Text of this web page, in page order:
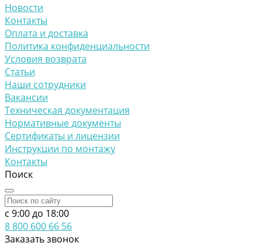
Новости
Контакты
Оплата и доставка
Политика конфиденциальности
Условия возврата
Статьи
Наши сотрудники
Вакансии
Техническая документация
Нормативные документы
Сертификаты и лицензии
Инструкции по монтажу
Контакты
Поиск
c 9:00 до 18:00
8 800 600 66 56
Заказать звонок